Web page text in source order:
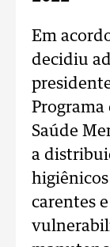
Em
decidiu
Programa
Saúde
a
carentes